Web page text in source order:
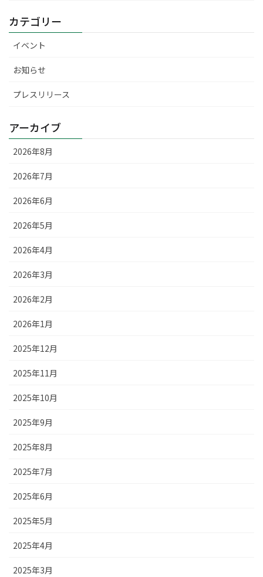
カテゴリー
イベント
お知らせ
プレスリリース
アーカイブ
2026年8月
2026年7月
2026年6月
2026年5月
2026年4月
2026年3月
2026年2月
2026年1月
2025年12月
2025年11月
2025年10月
2025年9月
2025年8月
2025年7月
2025年6月
2025年5月
2025年4月
2025年3月